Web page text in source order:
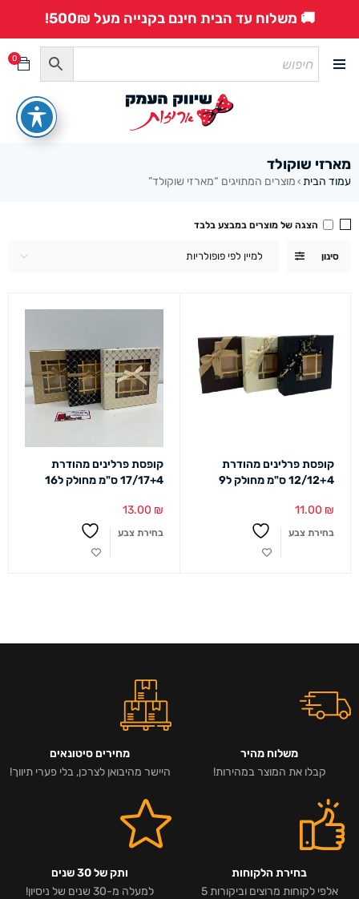
🚚 משלוח עד הבית חינם בקנייה מעל 500₪!
0
מארזי שוקולד
עמוד הבית › מוצרים המתויגים “מארזי שוקולד”
סינון למיין לפי פופולריות
הצגה של מוצרים במבצע בלבד
קופסת פרלינים מהודרת
12/12+4 ס"מ מחולק ל9
11.00 ₪
בחירת צבע
קופסת פרלינים מהודרת
17/17+4 ס"מ מחולק ל16
13.00 ₪
בחירת צבע
משלוח מהיר
קבלו את המוצר במהירות!
מחירים סיטונאים
היישר מהיבואן לצרכן, בלי פערי תיווך!
בחירת הלקוחות
אלפי לקוחות מרוצים וביקורות 5
ותק של 30 שנים
למעלה מ-30 שנים של ניסיון!